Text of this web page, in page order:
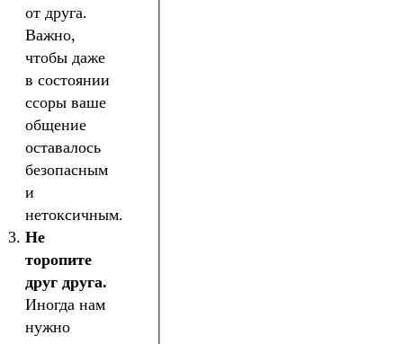
от друга.
Важно,
чтобы даже
в состоянии
ссоры ваше
общение
оставалось
безопасным
и
нетоксичным.
Не
торопите
друг друга.
Иногда нам
нужно